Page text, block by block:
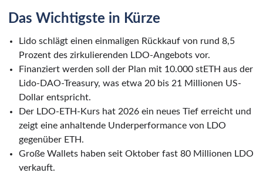
Das Wichtigste in Kürze
Lido schlägt einen einmaligen Rückkauf von rund 8,5
Prozent des zirkulierenden LDO-Angebots vor.
Finanziert werden soll der Plan mit 10.000 stETH aus der
Lido-DAO-Treasury, was etwa 20 bis 21 Millionen US-
Dollar entspricht.
Der LDO-ETH-Kurs hat 2026 ein neues Tief erreicht und
zeigt eine anhaltende Underperformance von LDO
gegenüber ETH.
Große Wallets haben seit Oktober fast 80 Millionen LDO
verkauft.